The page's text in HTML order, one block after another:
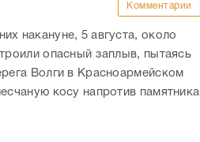
Комментарии
накануне, 5 августа, около
опасный заплыв, пытаясь
Волги в Красноармейском
косу напротив памятника